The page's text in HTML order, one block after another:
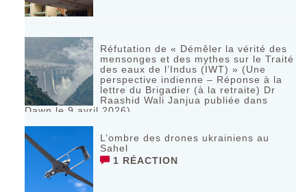
Réfutation de « Démêler la vérité des
mensonges et des mythes sur le Traité
des eaux de l’Indus (IWT) » (Une
perspective indienne – Réponse à la
lettre du Brigadier (à la retraite) Dr
Raashid Wali Janjua publiée dans
Dawn le 9 avril 2026)
L’ombre des drones ukrainiens au
Sahel
1 RÉACTION